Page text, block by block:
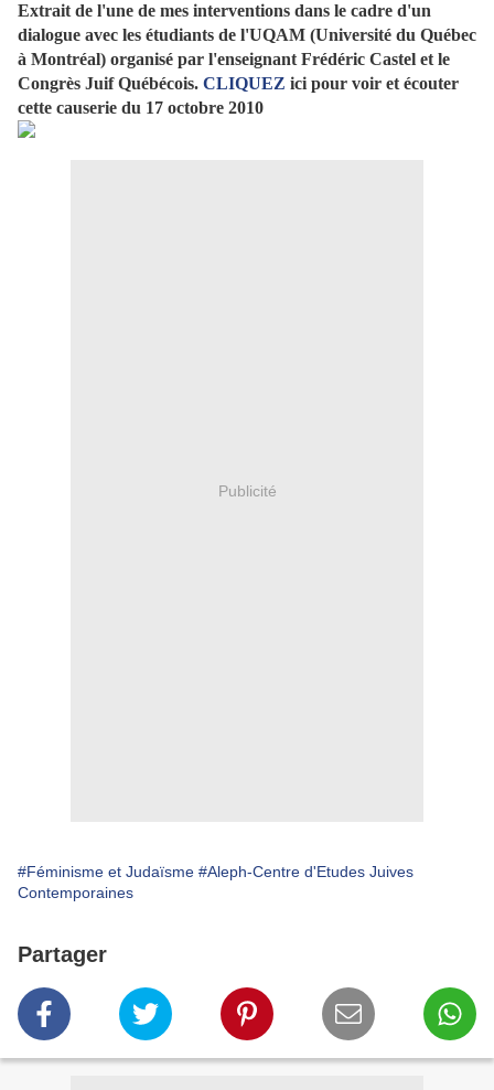
Extrait de l'une de mes interventions dans le cadre d'un
dialogue avec les étudiants de l'UQAM (Université du Québec
à Montréal) organisé par l'enseignant Frédéric Castel et le
Congrès Juif Québécois. CLIQUEZ ici pour voir et écouter
cette causerie du 17 octobre 2010
Publicité
#Féminisme et Judaïsme #Aleph-Centre d'Etudes Juives
Contemporaines
Partager